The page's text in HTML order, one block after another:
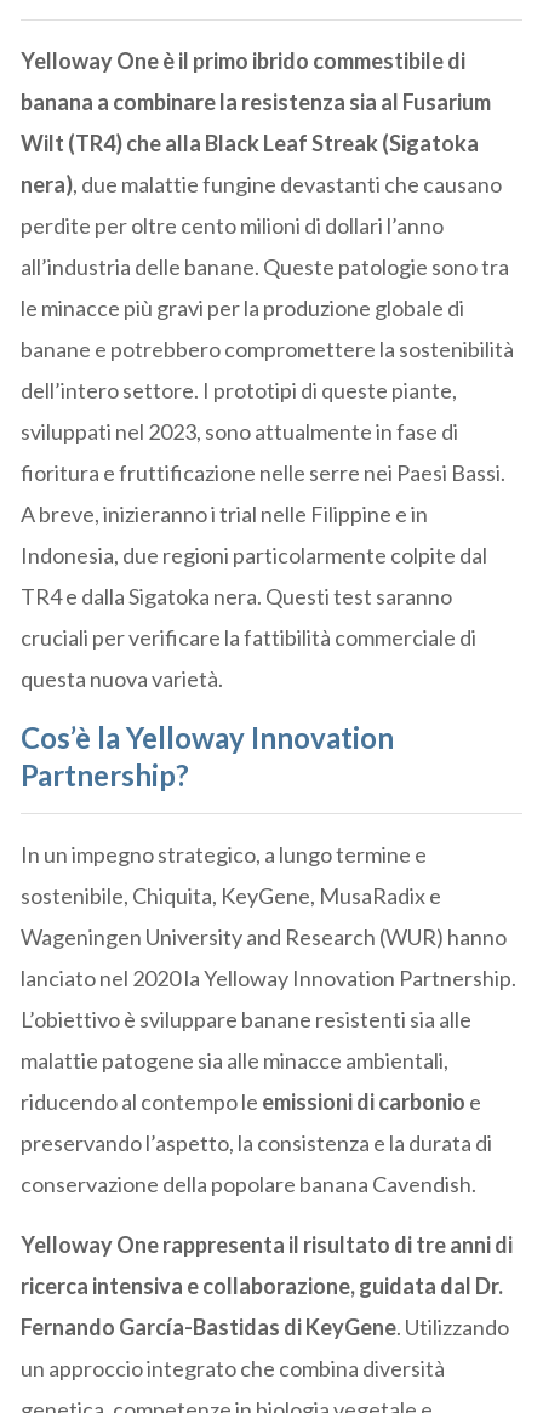
Yelloway One è il primo ibrido commestibile di
banana a combinare la resistenza sia al Fusarium
Wilt (TR4) che alla Black Leaf Streak (Sigatoka
nera), due malattie fungine devastanti che causano
perdite per oltre cento milioni di dollari l’anno
all’industria delle banane. Queste patologie sono tra
le minacce più gravi per la produzione globale di
banane e potrebbero compromettere la sostenibilità
dell’intero settore. I prototipi di queste piante,
sviluppati nel 2023, sono attualmente in fase di
fioritura e fruttificazione nelle serre nei Paesi Bassi.
A breve, inizieranno i trial nelle Filippine e in
Indonesia, due regioni particolarmente colpite dal
TR4 e dalla Sigatoka nera. Questi test saranno
cruciali per verificare la fattibilità commerciale di
questa nuova varietà.
Cos’è la Yelloway Innovation
Partnership?
In un impegno strategico, a lungo termine e
sostenibile, Chiquita, KeyGene, MusaRadix e
Wageningen University and Research (WUR) hanno
lanciato nel 2020 la Yelloway Innovation Partnership.
L’obiettivo è sviluppare banane resistenti sia alle
malattie patogene sia alle minacce ambientali,
riducendo al contempo le emissioni di carbonio e
preservando l’aspetto, la consistenza e la durata di
conservazione della popolare banana Cavendish.
Yelloway One rappresenta il risultato di tre anni di
ricerca intensiva e collaborazione, guidata dal Dr.
Fernando García-Bastidas di KeyGene. Utilizzando
un approccio integrato che combina diversità